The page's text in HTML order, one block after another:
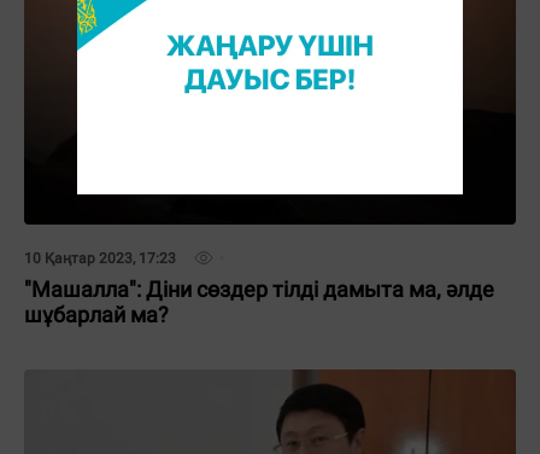
10 Қаңтар 2023, 17:23
"Машалла": Діни сөздер тілді дамыта ма, әлде
шұбарлай ма?